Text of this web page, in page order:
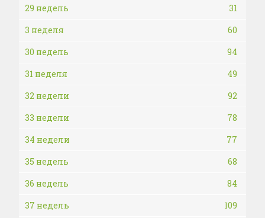
29 недель
31
3 неделя
60
30 недель
94
31 неделя
49
32 недели
92
33 недели
78
34 недели
77
35 недель
68
36 недель
84
37 недель
109